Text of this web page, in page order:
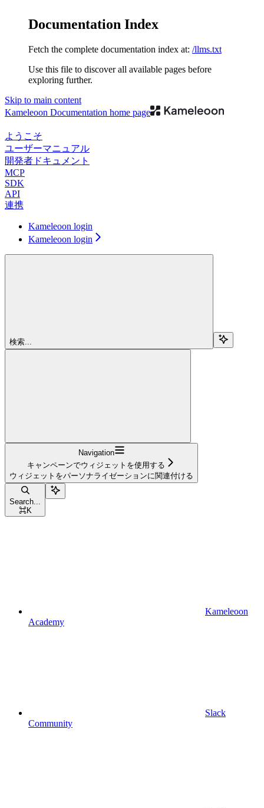
Documentation Index
Fetch the complete documentation index at: /llms.txt
Use this file to discover all available pages before
exploring further.
Skip to main content
Kameleoon Documentation home page
ようこそ
ユーザーマニュアル
開発者ドキュメント
MCP
SDK
API
連携
Kameleoon login
Kameleoon login
検索...
Navigation
キャンペーンでウィジェットを使用する
ウィジェットをパーソナライゼーションに関連付ける
Search...
⌘K
Kameleoon
Academy
Slack
Community